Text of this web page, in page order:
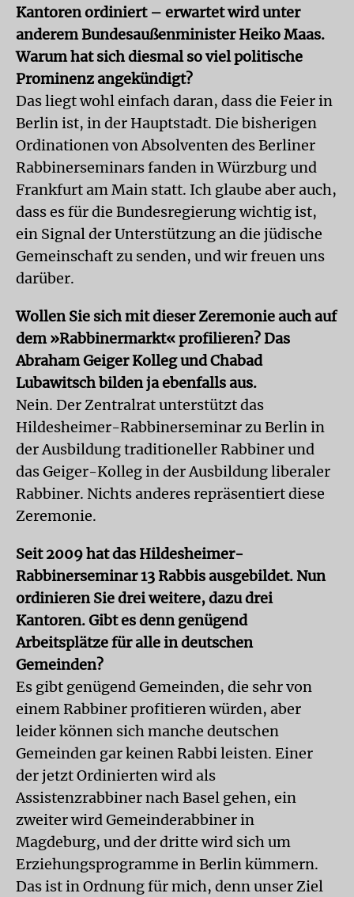
Kantoren ordiniert – erwartet wird unter
anderem Bundesaußenminister Heiko Maas.
Warum hat sich diesmal so viel politische
Prominenz angekündigt?
Das liegt wohl einfach daran, dass die Feier in
Berlin ist, in der Hauptstadt. Die bisherigen
Ordinationen von Absolventen des Berliner
Rabbinerseminars fanden in Würzburg und
Frankfurt am Main statt. Ich glaube aber auch,
dass es für die Bundesregierung wichtig ist,
ein Signal der Unterstützung an die jüdische
Gemeinschaft zu senden, und wir freuen uns
darüber.
Wollen Sie sich mit dieser Zeremonie auch auf
dem »Rabbinermarkt« profilieren? Das
Abraham Geiger Kolleg und Chabad
Lubawitsch bilden ja ebenfalls aus.
Nein. Der Zentralrat unterstützt das
Hildesheimer-Rabbinerseminar zu Berlin in
der Ausbildung traditioneller Rabbiner und
das Geiger-Kolleg in der Ausbildung liberaler
Rabbiner. Nichts anderes repräsentiert diese
Zeremonie.
Seit 2009 hat das Hildesheimer-
Rabbinerseminar 13 Rabbis ausgebildet. Nun
ordinieren Sie drei weitere, dazu drei
Kantoren. Gibt es denn genügend
Arbeitsplätze für alle in deutschen
Gemeinden?
Es gibt genügend Gemeinden, die sehr von
einem Rabbiner profitieren würden, aber
leider können sich manche deutschen
Gemeinden gar keinen Rabbi leisten. Einer
der jetzt Ordinierten wird als
Assistenzrabbiner nach Basel gehen, ein
zweiter wird Gemeinderabbiner in
Magdeburg, und der dritte wird sich um
Erziehungsprogramme in Berlin kümmern.
Das ist in Ordnung für mich, denn unser Ziel